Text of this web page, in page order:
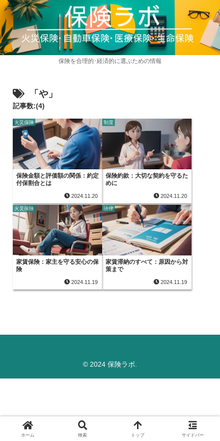
保険を合理的･経済的に選ぶための情報
「や」
記事数:(4)
火災保険
保険金額と評価額の関係：約定
付保割合とは
2024.11.20
制度
保険約款：大切な契約を守るた
めに
2024.11.20
火災保険
家賃保険：家主を守る安心の保
険
2024.11.19
法律
家賃滞納のすべて：原因から対
策まで
2024.11.19
© 2024 保険ラボ.
ホーム 検索 トップ サイドバー